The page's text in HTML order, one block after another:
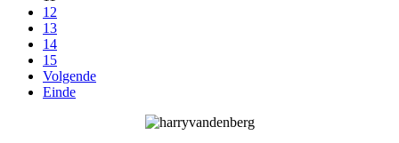
12
13
14
15
Volgende
Einde